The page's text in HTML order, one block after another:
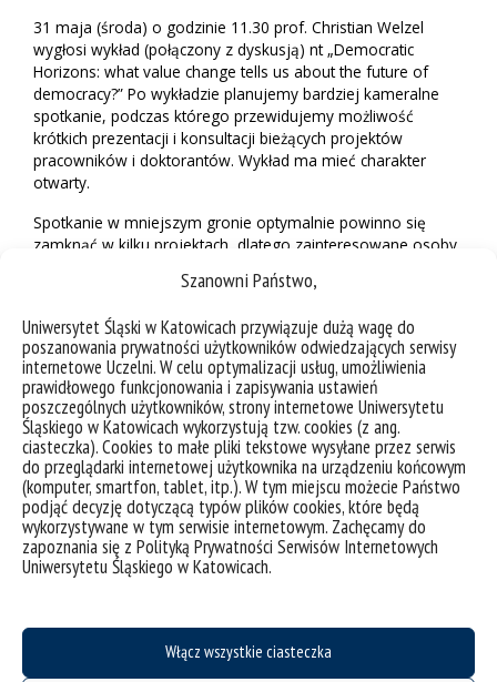
Szanowni Państwo,
Uniwersytet Śląski w Katowicach przywiązuje dużą wagę do
poszanowania prywatności użytkowników odwiedzających serwisy
internetowe Uczelni. W celu optymalizacji usług, umożliwienia
prawidłowego funkcjonowania i zapisywania ustawień
poszczególnych użytkowników, strony internetowe Uniwersytetu
Śląskiego w Katowicach wykorzystują tzw. cookies (z ang.
ciasteczka). Cookies to małe pliki tekstowe wysyłane przez serwis
do przeglądarki internetowej użytkownika na urządzeniu końcowym
(komputer, smartfon, tablet, itp.). W tym miejscu możecie Państwo
podjąć decyzję dotyczącą typów plików cookies, które będą
wykorzystywane w tym serwisie internetowym. Zachęcamy do
zapoznania się z Polityką Prywatności Serwisów Internetowych
Uniwersytetu Śląskiego w Katowicach.
Włącz wszystkie ciasteczka
31 maja (środa) o godzinie 11.30 prof. Christian Welzel
wygłosi wykład (połączony z dyskusją) nt „Democratic
Horizons: what value change tells us about the future of
democracy?” Po wykładzie planujemy bardziej kameralne
spotkanie, podczas którego przewidujemy możliwość
krótkich prezentacji i konsultacji bieżących projektów
pracowników i doktorantów. Wykład ma mieć charakter
otwarty.
Spotkanie w mniejszym gronie optymalnie powinno się
zamknąć w kilku projektach, dlatego zainteresowane osoby
agnieszka.turska-kawa@us.edu.pl
Lokalizacja wykładu i spotkania będzie podana wkrótce.